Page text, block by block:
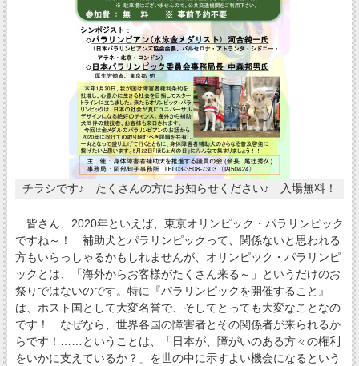
チラシです♪ たくさんの方にお知らせください♪ 入場無料！
皆さん、2020年といえば、東京オリンピック・パラリンピック
ですね～！ 補助犬とパラリンピックって、関係ないと思われる
方もいらっしゃるかもしれませんが、オリンピック・パラリンピ
ックとは、「海外からお客様がたくさん来る～」というだけのお
祭りではないのです。特に『パラリンピックを開催すること』
は、ホスト国として大変名誉で、そしてとっても大変なことなの
です！ なぜなら、世界各国の障害者とその関係者が来られるか
らです！……ということは、「日本が、障がいのある方々の権利
をいかに支えているか？」を世の中に示すよい機会になるという